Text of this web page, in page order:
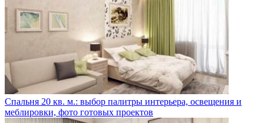
Спальня 20 кв. м.: выбор палитры интерьера, освещения и
меблировки, фото готовых проектов